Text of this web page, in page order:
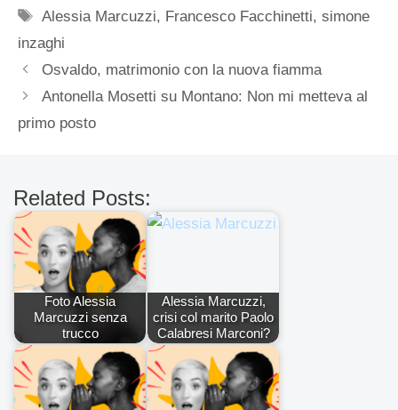
Tag
Alessia Marcuzzi, Francesco Facchinetti,simone
inzaghi
Osvaldo, matrimonio con la nuova fiamma
Antonella Mosetti su Montano: Non mi metteva al
primo posto
Related Posts:
Foto Alessia
Marcuzzi senza
trucco
Alessia Marcuzzi,
crisi col marito Paolo
Calabresi Marconi?